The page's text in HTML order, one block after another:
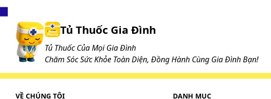
Hấp thu
Dược động học của Clarithromycin giải phóng biến đổi dùng
sánh với viên Clarithromycin 250 và 500 mg dạng phóng thích
hàng ngày là như nhau. Sinh khả dụng tuyệt đối là khoảng 50%.
Ít thấy có sự tích tụ hay sự tích tụ bất thường nào và khuynh
Tủ Thuốc Gia Đình
Tủ Thuốc Của Mọi Gia Đình
Chăm Sóc Sức Khỏe Toàn Diện, Đồng Hành Cùng Gia Đình Bạn!
VỀ CHÚNG TÔI DANH MỤC